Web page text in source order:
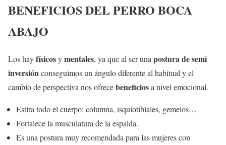
BENEFICIOS DEL PERRO BOCA
ABAJO
Los hayfísicosymentales, ya que al ser una postura de semi
inversiónconseguimos un ángulo diferente al habitual y el
cambio de perspectiva nos ofrecebeneficiosa nivel emocional.
Estira todo el cuerpo: columna, isquiotibiales, gemelos…
Fortalece la musculatura de la espalda.
Es una postura muy recomendada para las mujeres con